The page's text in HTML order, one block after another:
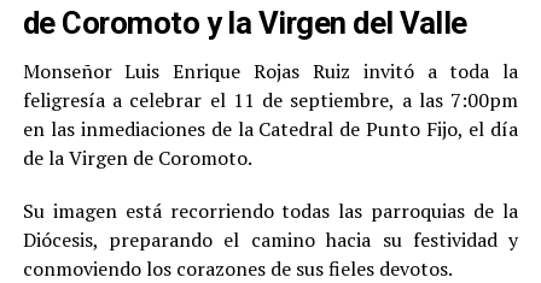
de Coromoto y la Virgen del Valle
Monseñor Luis Enrique Rojas Ruiz invitó a toda la
feligresía a celebrar el 11 de septiembre, a las 7:00pm
en las inmediaciones de la Catedral de Punto Fijo, el día
de la Virgen de Coromoto.
Su imagen está recorriendo todas las parroquias de la
Diócesis, preparando el camino hacia su festividad y
conmoviendo los corazones de sus fieles devotos.